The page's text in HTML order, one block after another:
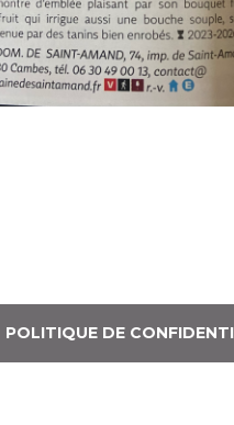
POLITIQUE DE